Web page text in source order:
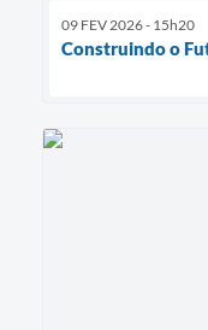
09 FEV 2026 - 15h20
Construindo o